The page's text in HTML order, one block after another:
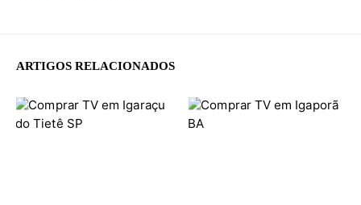
ARTIGOS RELACIONADOS